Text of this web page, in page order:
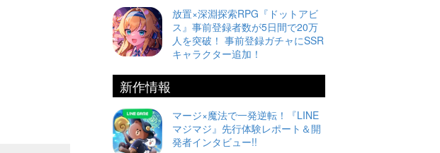
放置×深淵探索RPG『ドットアビ
ス』事前登録者数が5日間で20万
人を突破！ 事前登録ガチャにSSR
キャラクター追加！
新作情報
マージ×魔法で一発逆転！『LINE
マジマジ』先行体験レポート＆開
発者インタビュー!!